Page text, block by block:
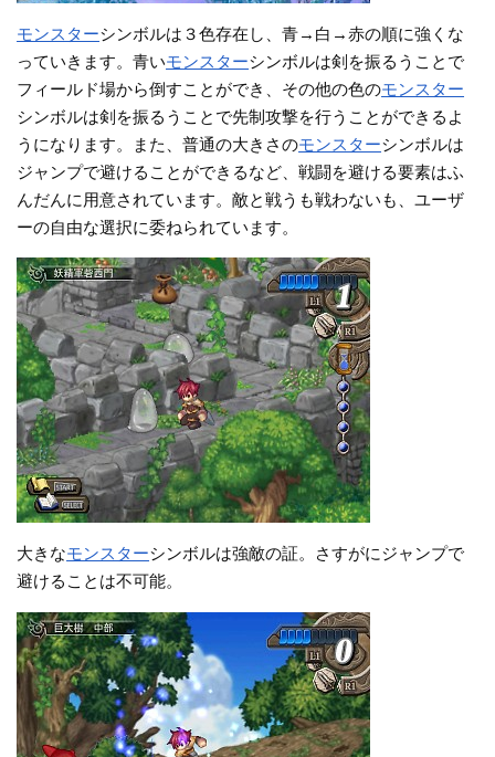
モンスターシンボルは３色存在し、青→白→赤の順に強くな
っていきます。青いモンスターシンボルは剣を振るうことで
フィールド場から倒すことができ、その他の色のモンスター
シンボルは剣を振るうことで先制攻撃を行うことができるよ
うになります。また、普通の大きさのモンスターシンボルは
ジャンプで避けることができるなど、戦闘を避ける要素はふ
んだんに用意されています。敵と戦うも戦わないも、ユーザ
ーの自由な選択に委ねられています。
大きなモンスターシンボルは強敵の証。さすがにジャンプで
避けることは不可能。